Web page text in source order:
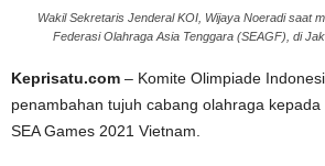
Wakil Sekretaris Jenderal KOI, Wijaya Noeradi saat
Federasi Olahraga Asia Tenggara (SEAGF), di
Keprisatu.com – Komite Olimpiade
penambahan tujuh cabang olahraga
SEA Games 2021 Vietnam.